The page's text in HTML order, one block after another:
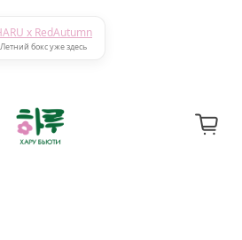
x RedAutumn
Летний бокс уже здесь